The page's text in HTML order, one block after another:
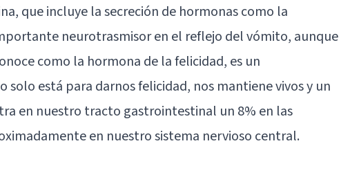
que incluye la secreción de hormonas como la
neurotrasmisor en el reflejo del vómito, aunque
como la hormona de la felicidad, es un
solo está para darnos felicidad, nos mantiene vivos y un
en nuestro tracto gastrointestinal un 8% en las
en nuestro sistema nervioso central.